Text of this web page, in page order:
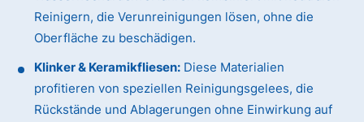
Reinigern, die Verunreinigungen lösen, ohne die
Oberfläche zu beschädigen.
Klinker & Keramikfliesen: Diese Materialien
profitieren von speziellen Reinigungsgelees, die
Rückstände und Ablagerungen ohne Einwirkung auf